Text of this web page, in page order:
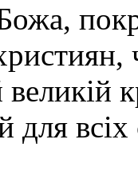
для